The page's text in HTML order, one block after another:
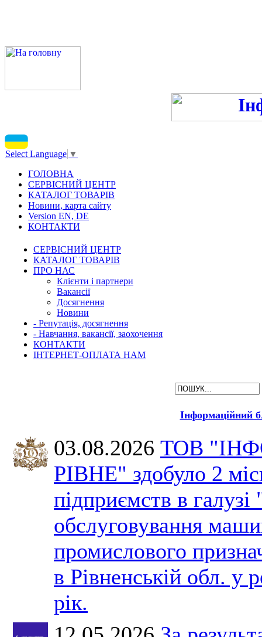
Select Language ▼
ГОЛОВНА
СЕРВІСНИЙ ЦЕНТР
КАТАЛОГ ТОВАРІВ
Новини, карта сайту
Version EN, DE
КОНТАКТИ
СЕРВІСНИЙ ЦЕНТР
КАТАЛОГ ТОВАРІВ
ПРО НАС
Клієнти і партнери
Вакансії
Досягнення
Новини
- Репутація, досягнення
- Навчання, вакансії, заохочення
КОНТАКТИ
ІНТЕРНЕТ-ОПЛАТА НАМ
Інформаційний
03.08.2026 ТОВ
РІВНЕ" здобуло 2
підприємств в
обслуговування
промислового
в Рівненській обл. у
рік.